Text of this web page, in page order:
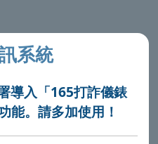
系統
導入「165打詐儀錶
能。請多加使用！